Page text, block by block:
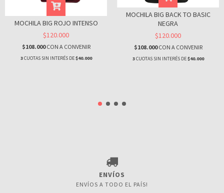
MOCHILA BIG ROJO INTENSO
$120.000
$108.000CON A CONVENIR
3CUOTAS SIN INTERÉS DE$40.000
MOCHILA BIG BACK TO BASIC
NEGRA
$120.000
$108.000CON A CONVENIR
3CUOTAS SIN INTERÉS DE$40.000
ENVÍOS
ENVÍOS A TODO EL PAÍS!